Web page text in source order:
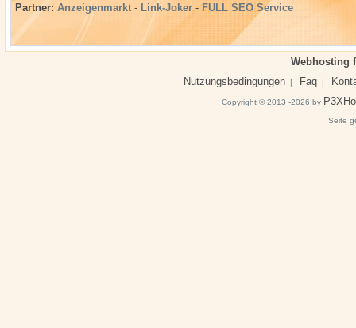
Partner: Anzeigenmarkt - Link-Joker - FULL SEO Service
Webhosting
Nutzungsbedingungen | Faq |
Copyright © 2013 -2026 by
Seite